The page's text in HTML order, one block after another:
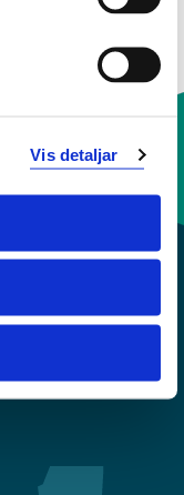
Vis detaljar